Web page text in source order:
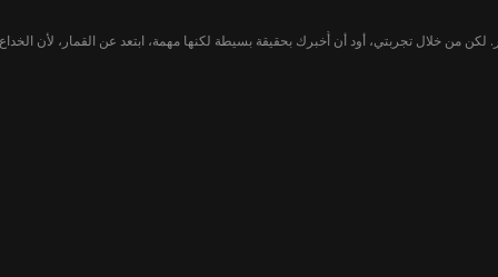
من خلال تجربتي، أود أن أُخبرك بحقيقة بسيطة لكنها مهمة، ابتعد عن القمار، لأن